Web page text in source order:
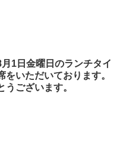
1日金曜日のランチタイ
をいただいております。
うございます。￼